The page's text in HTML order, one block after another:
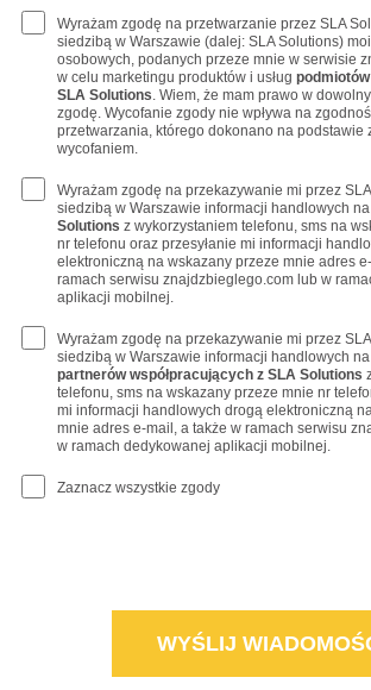
Wyrażam zgodę na przetwarzanie przez SLA
siedzibą w Warszawie (dalej: SLA Solutions)
osobowych, podanych przeze mnie w serwisie
w celu marketingu produktów i usług
SLA Solutions. Wiem, że mam prawo w
zgodę. Wycofanie zgody nie wpływa na
przetwarzania, którego dokonano na podstawie
wycofaniem.
Wyrażam zgodę na przekazywanie mi przez
siedzibą w Warszawie informacji handlowych
Solutions z wykorzystaniem telefonu, sms na
nr telefonu oraz przesyłanie mi informacji
elektroniczną na wskazany przeze mnie adres
ramach serwisu znajdzbieglego.com lub w
aplikacji mobilnej.
Wyrażam zgodę na przekazywanie mi przez
siedzibą w Warszawie informacji handlowych
partnerów współpracujących z SLA Solutions
telefonu, sms na wskazany przeze mnie nr
mi informacji handlowych drogą elektroniczną
mnie adres e-mail, a także w ramach serwisu
w ramach dedykowanej aplikacji mobilnej.
Zaznacz wszystkie zgody